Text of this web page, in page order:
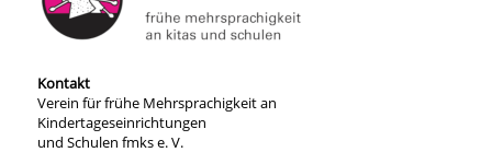
Kontakt
Verein für frühe Mehrsprachigkeit an
Kindertageseinrichtungen
und Schulen fmks e. V.